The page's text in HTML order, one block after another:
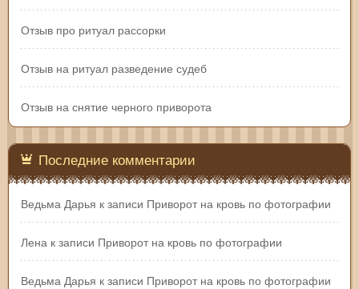
Отзыв про ритуал рассорки
Отзыв на ритуал разведение судеб
Отзыв на снятие черного приворота
Последние комментарии
Ведьма Дарья к записи Приворот на кровь по фотографии
Лена к записи Приворот на кровь по фотографии
Ведьма Дарья к записи Приворот на кровь по фотографии